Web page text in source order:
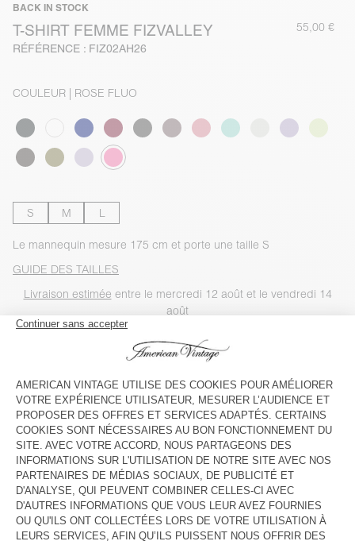
BACK IN STOCK
T-SHIRT FEMME FIZVALLEY
RÉFÉRENCE : FIZ02AH26
55,00 €
COULEUR | ROSE FLUO
S M L
Le mannequin mesure 175 cm et porte une taille S
GUIDE DES TAILLES
Livraison estimée entre le mercredi 12 août et le vendredi 14
août
AJOUTER AU PANIER
VOIR LE LOOK